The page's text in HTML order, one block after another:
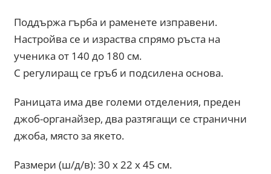
Поддържа гърба и раменете изправени.
Настройва се и израства спрямо ръста на
ученика от 140 до 180 см.
С регулиращ се гръб и подсилена основа.
Раницата има две големи отделения, преден
джоб-органайзер, два разтягащи се странични
джоба, място за якето.
Размери (ш/д/в): 30 x 22 x 45 см.